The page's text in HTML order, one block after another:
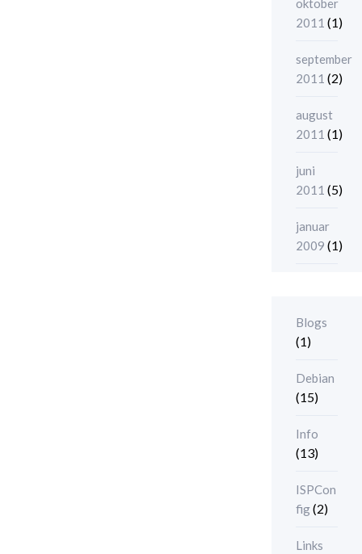
oktober
2011 (1)
september
2011 (2)
august
2011 (1)
juni
2011 (5)
januar
2009 (1)
Blogs
(1)
Debian
(15)
Info
(13)
ISPCon
fig(2)
Links